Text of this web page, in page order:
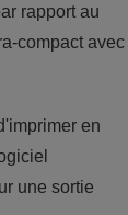
rapport au
compact avec
en
une sortie